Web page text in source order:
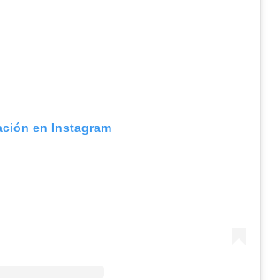
en Instagram